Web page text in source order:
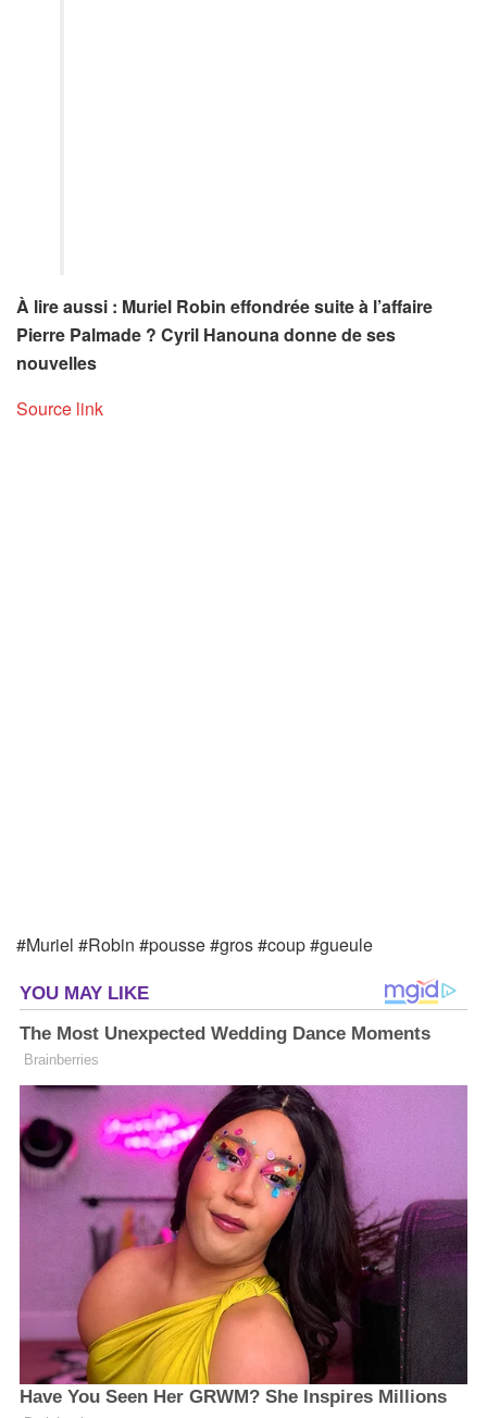
À lire aussi : Muriel Robin effondrée suite à l’affaire
Pierre Palmade ? Cyril Hanouna donne de ses
nouvelles
Source link
#Muriel #Robin #pousse #gros #coup #gueule